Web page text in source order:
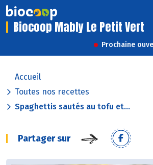
Biocoop Mably Le Petit Vert
Prochaine
Accueil
Toutes nos recettes
Spaghettis sautés au tofu et...
Partager sur